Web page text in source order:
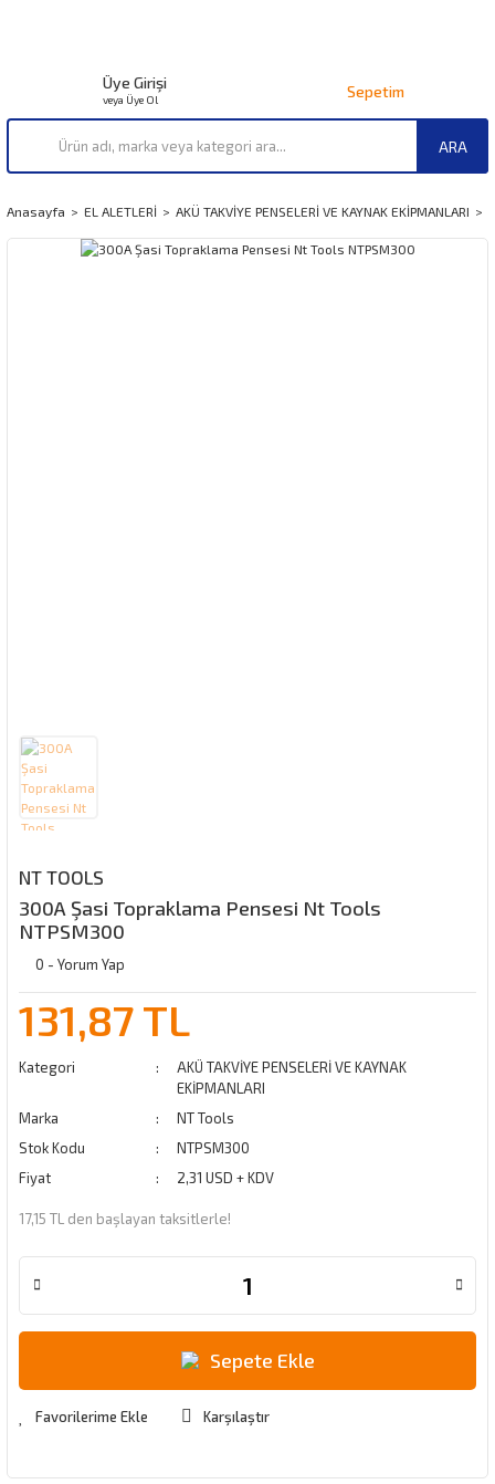
ARA
Üye Girişi
veya Üye Ol Sepetim
Anasayfa EL ALETLERİ AKÜ TAKVİYE PENSELERİ VE KAYNAK EKİPMANLARI
NT TOOLS
300A Şasi Topraklama Pensesi Nt Tools
NTPSM300
0 - Yorum Yap
131,87 TL
Kategori
AKÜ TAKVİYE PENSELERİ VE KAYNAK
EKİPMANLARI
Marka
NT Tools
Stok Kodu
NTPSM300
Fiyat
2,31 USD + KDV
17,15 TL den başlayan taksitlerle!
Sepete Ekle
Karşılaştır